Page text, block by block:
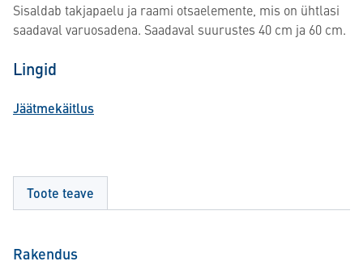
Sisaldab takjapaelu ja raami otsaelemente, mis on ühtlasi
saadaval varuosadena. Saadaval suurustes 40 cm ja 60 cm.
Lingid
Jäätmekäitlus
Toote teave
Rakendus